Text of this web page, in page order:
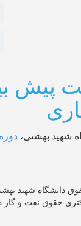
پیش
شهید بهشتی، دوره 16، شماره 153
دانشگاه شهید
حقوق نفت و گاز